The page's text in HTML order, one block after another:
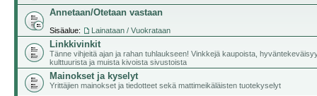
Annetaan/Otetaan vastaan
Sisäalue: Lainataan / Vuokrataan
Linkkivinkit
Tänne vihjeitä ajan ja rahan tuhlaukseen! Vinkkejä kaupoista,
kulttuurista ja muista kivoista sivustoista
Mainokset ja kyselyt
Yrittäjien mainokset ja tiedotteet sekä mattimeikäläisten tuotekyselyt